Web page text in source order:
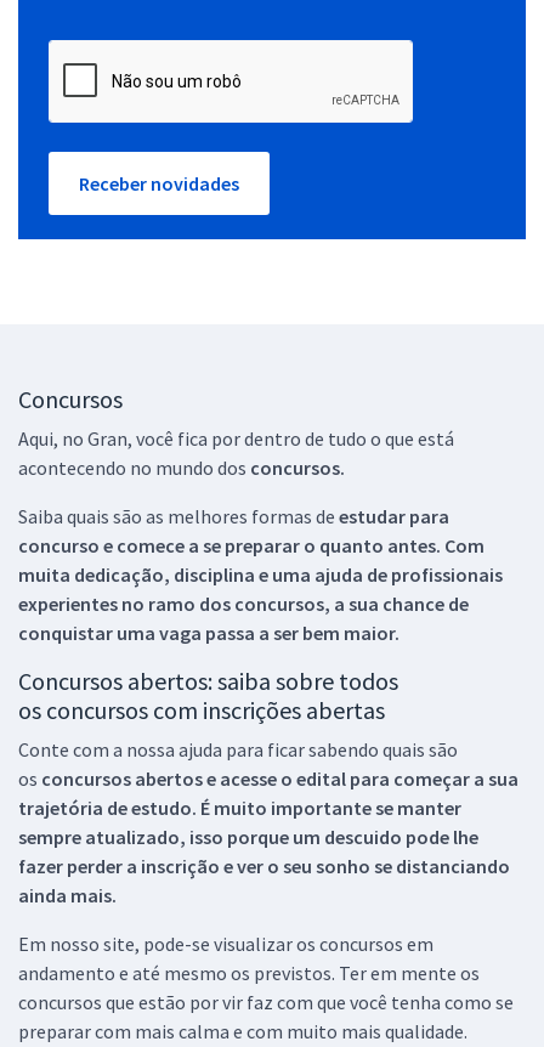
Receber novidades
Concursos
Aqui, no Gran, você fica por dentro de tudo o que está
acontecendo no mundo dos concursos.
Saiba quais são as melhores formas de estudar para
concurso e comece a se preparar o quanto antes. Com
muita dedicação, disciplina e uma ajuda de profissionais
experientes no ramo dos concursos, a sua chance de
conquistar uma vaga passa a ser bem maior.
Concursos abertos: saiba sobre todos
os concursos com inscrições abertas
Conte com a nossa ajuda para ficar sabendo quais são
os concursos abertos e acesse o edital para começar a sua
trajetória de estudo. É muito importante se manter
sempre atualizado, isso porque um descuido pode lhe
fazer perder a inscrição e ver o seu sonho se distanciando
ainda mais.
Em nosso site, pode-se visualizar os concursos em
andamento e até mesmo os previstos. Ter em mente os
concursos que estão por vir faz com que você tenha como se
preparar com mais calma e com muito mais qualidade.